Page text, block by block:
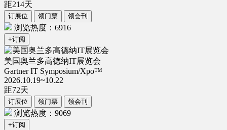
距214天
订展位 领门票 领会刊
浏览热度：6916
+订阅
美国奥兰多高德纳IT展览会
Gartner IT Symposium/Xpo™
2026.10.19~10.22
距72天
订展位 领门票 领会刊
浏览热度：9069
+订阅